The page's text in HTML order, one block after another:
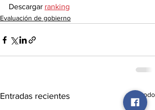
Descargar ranking
Evaluación de gobierno
Entradas recientes Ver todo